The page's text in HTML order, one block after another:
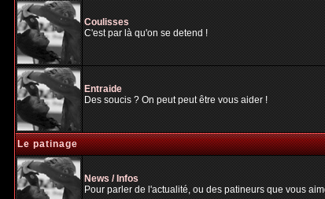
Coulisses
C'est par là qu'on se detend !
Entraide
Des soucis ? On peut peut être vous aider !
Le patinage
News / Infos
Pour parler de l'actualité, ou des patineurs que vous